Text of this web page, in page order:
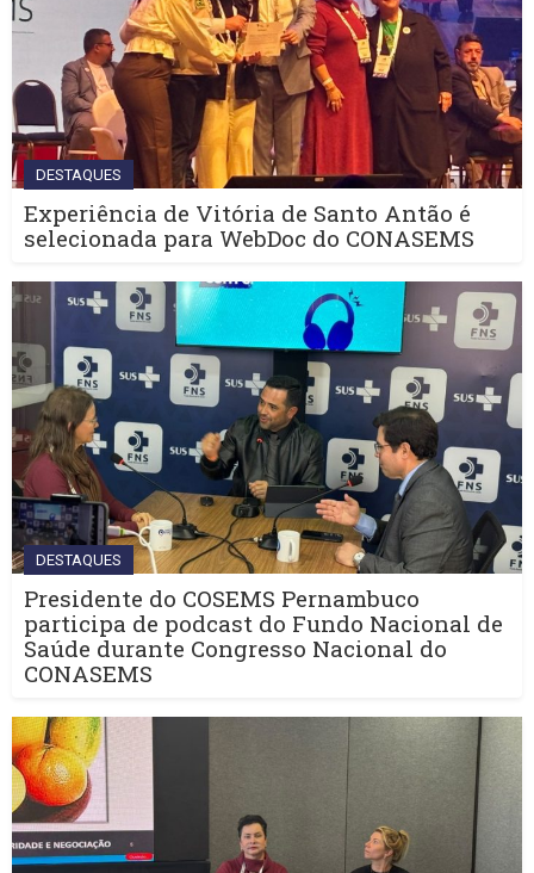
DESTAQUES
Experiência de Vitória de Santo Antão é
selecionada para WebDoc do CONASEMS
DESTAQUES
Presidente do COSEMS Pernambuco
participa de podcast do Fundo Nacional de
Saúde durante Congresso Nacional do
CONASEMS